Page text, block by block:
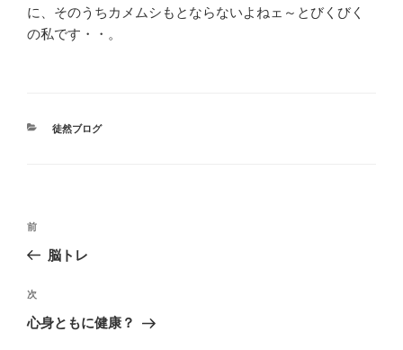
に、そのうちカメムシもとならないよねェ～とびくびく
の私です・・。
カ
徒然ブログ
投
ビ
ゲ
前
の
稿
前
脳トレ
次
の
次
心身ともに健康？